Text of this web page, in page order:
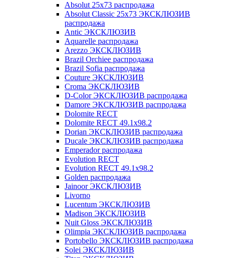
Absolut 25x73 распродажа
Absolut Classic 25x73 ЭКСКЛЮЗИВ
распродажа
Antic ЭКСКЛЮЗИВ
Aquarelle распродажа
Arezzo ЭКСКЛЮЗИВ
Brazil Orchiee распродажа
Brazil Sofia распродажа
Couture ЭКСКЛЮЗИВ
Croma ЭКСКЛЮЗИВ
D-Color ЭКСКЛЮЗИВ распродажа
Damore ЭКСКЛЮЗИВ распродажа
Dolomite RECT
Dolomite RECT 49.1x98.2
Dorian ЭКСКЛЮЗИВ распродажа
Ducale ЭКСКЛЮЗИВ распродажа
Emperador распродажа
Evolution RECT
Evolution RECT 49.1x98.2
Golden распродажа
Jainoor ЭКСКЛЮЗИВ
Livorno
Lucentum ЭКСКЛЮЗИВ
Madison ЭКСКЛЮЗИВ
Nuit Gloss ЭКСКЛЮЗИВ
Olimpia ЭКСКЛЮЗИВ распродажа
Portobello ЭКСКЛЮЗИВ распродажа
Solei ЭКСКЛЮЗИВ